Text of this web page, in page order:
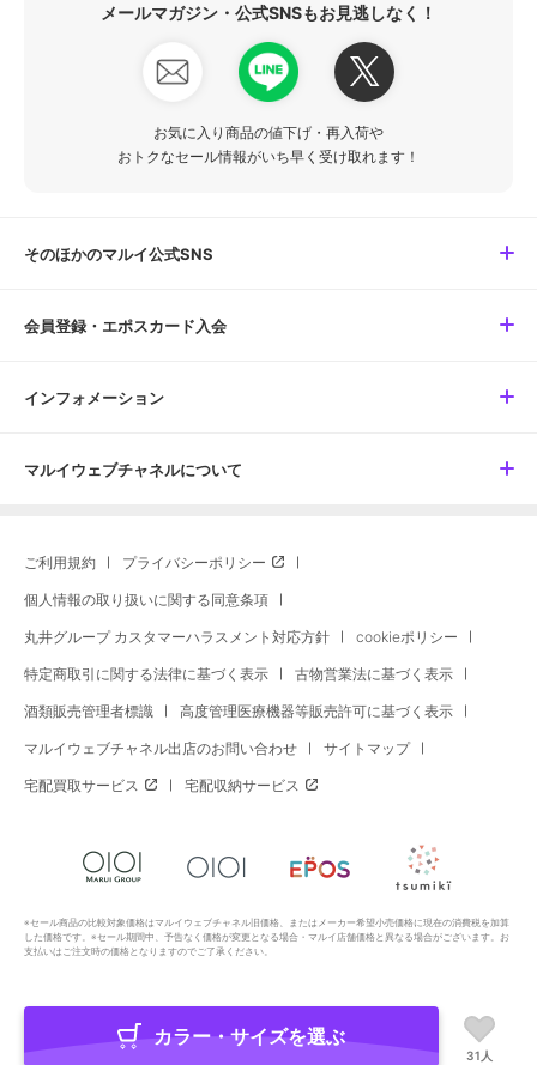
メールマガジン・公式SNSもお見逃しなく！
お気に入り商品の値下げ・再入荷や
おトクなセール情報がいち早く受け取れます！
そのほかのマルイ公式SNS
会員登録・エポスカード入会
インフォメーション
マルイウェブチャネルについて
ご利用規約 プライバシーポリシー
個人情報の取り扱いに関する同意条項
丸井グループ カスタマーハラスメント対応方針 cookieポリシー
特定商取引に関する法律に基づく表示 古物営業法に基づく表示
酒類販売管理者標識 高度管理医療機器等販売許可に基づく表示
マルイウェブチャネル出店のお問い合わせ サイトマップ
宅配買取サービス 宅配収納サービス
※セール商品の比較対象価格はマルイウェブチャネル旧価格、またはメーカー希望小売価格に現在の消費税を加算
した価格です。※セール期間中、予告なく価格が変更となる場合・マルイ店舗価格と異なる場合がございます。お
支払いはご注文時の価格となりますのでご了承ください。
Copyright All Rights Reserved. MARUI Co., Ltd
カラー・サイズを選ぶ
31人